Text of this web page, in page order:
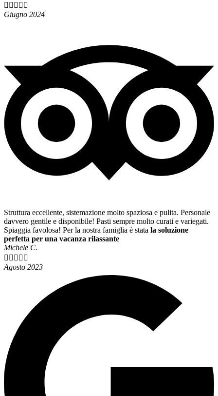
    
Giugno 2024
Struttura eccellente, sistemazione molto spaziosa e pulita. Personale
davvero gentile e disponibile! Pasti sempre molto curati e variegati.
Spiaggia favolosa! Per la nostra famiglia è stata la soluzione
perfetta per una vacanza rilassante
Michele C.
    
Agosto 2023